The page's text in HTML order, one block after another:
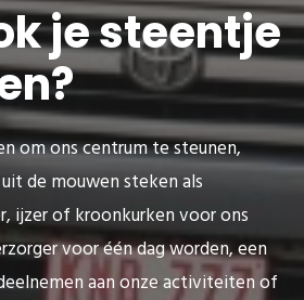
je steentje
om ons centrum te steunen,
de mouwen steken als
ijzer of kroonkurken voor ons
voor één dag worden, een
aan onze activiteiten of